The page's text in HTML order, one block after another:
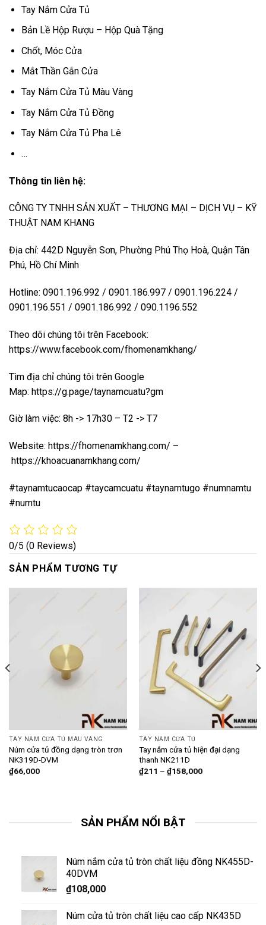
Tay Nắm Cửa Tủ
Bản Lề Hộp Rượu – Hộp Quà Tặng
Chốt, Móc Cửa
Mắt Thần Gắn Cửa
Tay Nắm Cửa Tủ Màu Vàng
Tay Nắm Cửa Tủ Đồng
Tay Nắm Cửa Tủ Pha Lê
…
Thông tin liên hệ:
CÔNG TY TNHH SẢN XUẤT – THƯƠNG MẠI – DỊCH VỤ – KỸ
THUẬT NAM KHANG
Địa chỉ: 442D Nguyễn Sơn, Phường Phú Thọ Hoà, Quận Tân
Phú, Hồ Chí Minh
Hotline: 0901.196.992 / 0901.186.997 / 0901.196.224 /
0901.196.551 / 0901.186.992 / 090.1196.552
Theo dõi chúng tôi trên Facebook:
https://www.facebook.com/fhomenamkhang/
Tìm địa chỉ chúng tôi trên Google
Map: https://g.page/taynamcuatu?gm
Giờ làm việc: 8h -> 17h30 – T2 -> T7
Website: https://fhomenamkhang.com/ –
https://khoacuanamkhang.com/
#taynamtucaocap #taycamcuatu #taynamtugo #numnamtu
#numtu
0/5 (0 Reviews)
SẢN PHẨM TƯƠNG TỰ
TAY NẮM CỬA TỦ MÀU VÀNG
Núm cửa tủ đồng dạng tròn trơn
NK319D-DVM
₫66,000
TAY NẮM CỬA TỦ
Tay nắm cửa tủ hiện đại dạng
thanh NK211D
₫211 – ₫158,000
SẢN PHẨM NỔI BẬT
Núm nắm cửa tủ tròn chất liệu đồng NK455D-
40DVM
₫108,000
Núm cửa tủ tròn chất liệu cao cấp NK435D